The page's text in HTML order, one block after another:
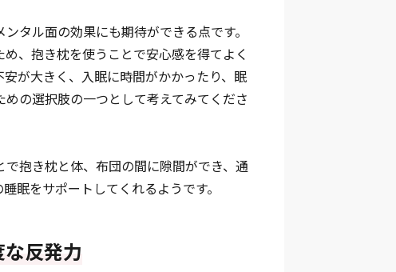
タル面の効果にも期待ができる点です。
、抱き枕を使うことで安心感を得てよく
が大きく、入眠に時間がかかったり、眠
の選択肢の一つとして考えてみてくださ
抱き枕と体、布団の間に隙間ができ、通
眠をサポートしてくれるようです。
反発力